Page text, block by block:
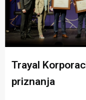
Trayal
priznanja